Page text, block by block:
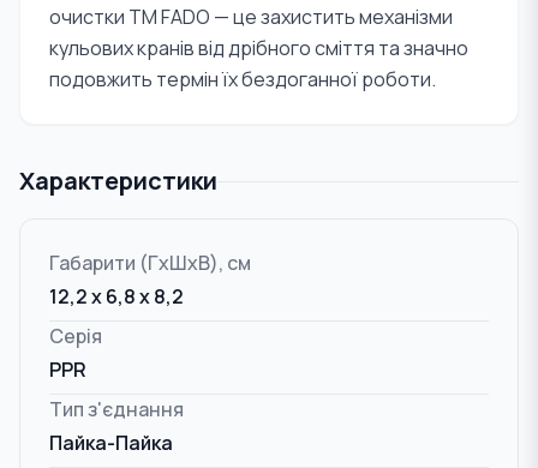
очистки TM FADO — це захистить механізми
кульових кранів від дрібного сміття та значно
подовжить термін їх бездоганної роботи.
Характеристики
Габарити (ГxШxВ), см
12,2 x 6,8 x 8,2
Серія
PPR
Тип з'єднання
Пайка-Пайка